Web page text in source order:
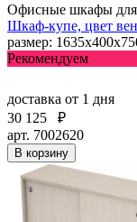
Офисные шкафы для
Шкаф-купе, цвет
размер:
Рекомендуем
доставка от 1 дня
30 125
₽
арт. 7002620
В корзину